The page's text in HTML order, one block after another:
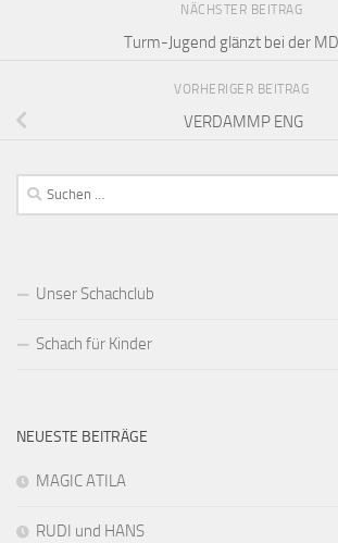
NÄCHSTER BEITRAG
Turm-Jugend glänzt bei der
VORHERIGER BEITRAG
VERDAMMP ENG
Suchen
nach:
Unser Schachclub
Schach für Kinder
NEUESTE BEITRÄGE
MAGIC ATILA
RUDI und HANS